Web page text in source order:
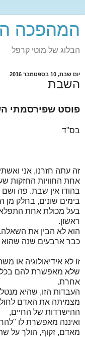
המהפכה
הבלוג של מוטי קרפל
יום שבת, 10 בספטמבר 2016
השבת
פוסט שפירסמתי
בס"ד
זה עתה חזרנו, אני
אחת החוויות החזקות
בהודו אין שבת. פה ושם
בימים שונים, בחלק מן
בעל מכולת אחת
ראשון.
הוא לא הבין את השאלה.
כבר ארבעים שנה
זו לא אידיאולוגיה או
שלא מאפשרת להם
אחרת.
העבדות הזו, שהיא
מצמיתה את האדם
ההישרדות של החיים,
ואיננה מאפשרת לו
מאדם, זקוף, הולך על